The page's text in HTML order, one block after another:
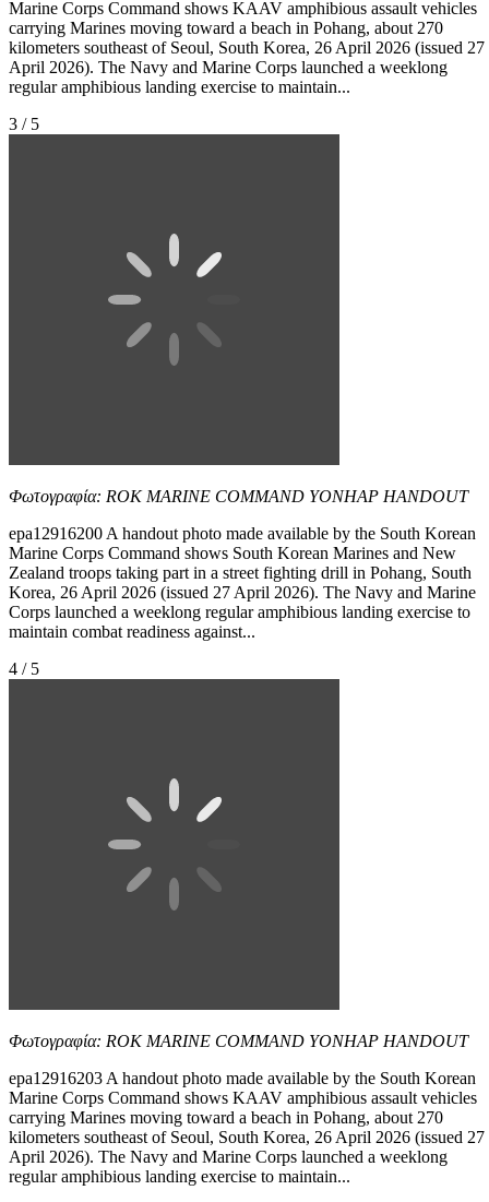
Marine Corps Command shows KAAV amphibious assault vehicles
carrying Marines moving toward a beach in Pohang, about 270
kilometers southeast of Seoul, South Korea, 26 April 2026 (issued 27
April 2026). The Navy and Marine Corps launched a weeklong
regular amphibious landing exercise to maintain...
3 / 5
Φωτογραφία: ROK MARINE COMMAND YONHAP HANDOUT
epa12916200 A handout photo made available by the South Korean
Marine Corps Command shows South Korean Marines and New
Zealand troops taking part in a street fighting drill in Pohang, South
Korea, 26 April 2026 (issued 27 April 2026). The Navy and Marine
Corps launched a weeklong regular amphibious landing exercise to
maintain combat readiness against...
4 / 5
Φωτογραφία: ROK MARINE COMMAND YONHAP HANDOUT
epa12916203 A handout photo made available by the South Korean
Marine Corps Command shows KAAV amphibious assault vehicles
carrying Marines moving toward a beach in Pohang, about 270
kilometers southeast of Seoul, South Korea, 26 April 2026 (issued 27
April 2026). The Navy and Marine Corps launched a weeklong
regular amphibious landing exercise to maintain...